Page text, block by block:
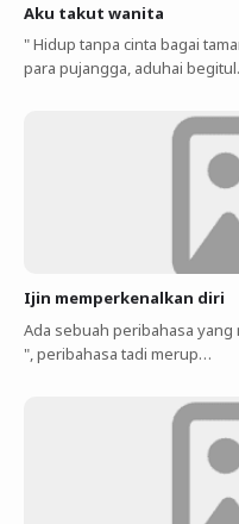
Aku takut wanita
" Hidup tanpa cinta bagai
para pujangga, aduhai
Ijin memperkenalkan diri
Ada sebuah peribahasa yang
", peribahasa tadi merup…